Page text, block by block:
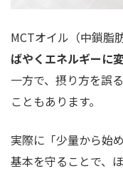
MCTオイル（中鎖脂
ばやくエネルギーに
一方で、摂り方を誤
こともあります。
実際に「少量から始
基本を守ることで、